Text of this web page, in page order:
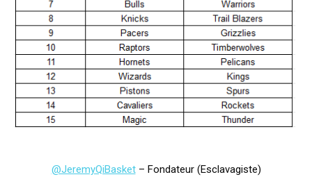
@JeremyQiBasket– Fondateur (Esclavagiste)